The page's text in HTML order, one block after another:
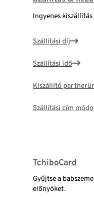
Ingyenes
Szállítási díj
Szállítási idő
Kiszállító
Szállítási cím
TchiboCard
Gyűjtse a
előnyöket.